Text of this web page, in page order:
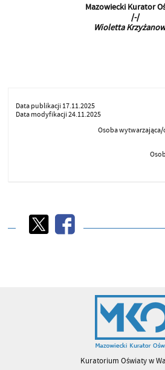
Mazowiecki Kurator
/-/
Wioletta
Data publikacji 17.11.2025
Data modyfikacji 24.11.2025
Osoba
Kuratorium Oświaty w